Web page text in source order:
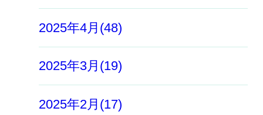
2025年4月(48)
2025年3月(19)
2025年2月(17)